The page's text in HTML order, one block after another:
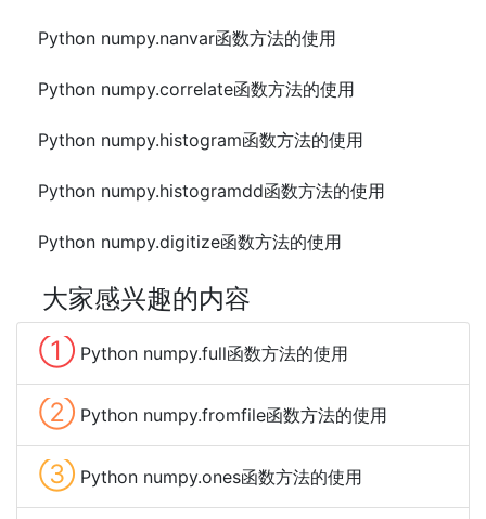
Python numpy.nanvar函数方法的使用
Python numpy.correlate函数方法的使用
Python numpy.histogram函数方法的使用
Python numpy.histogramdd函数方法的使用
Python numpy.digitize函数方法的使用
大家感兴趣的内容
① Python numpy.full函数方法的使用
② Python numpy.fromfile函数方法的使用
③ Python numpy.ones函数方法的使用